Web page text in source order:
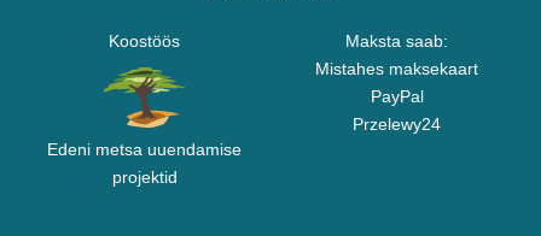
Koostöös
Edeni metsa uuendamise
projektid
Maksta saab:
Mistahes maksekaart
PayPal
Przelewy24